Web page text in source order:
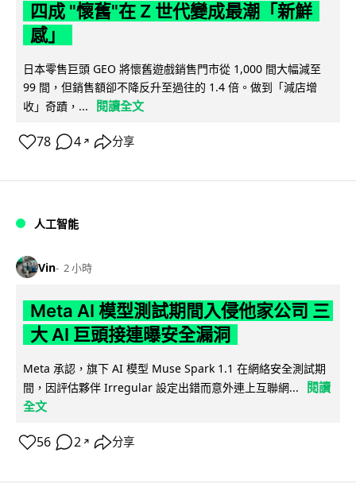
四成 "懷舊"在 Z 世代變成最潮「新鮮
感」
日本零售巨頭 GEO 將懷舊遊戲銷售門市從 1,000 間大幅減至
99 間，但銷售額卻不降反升至過往的 1.4 倍。做到「減店增
收」奇蹟，...
閱讀全文
78 4 ↗ 分享
人工智能
Vin 2 小時
Meta AI 模型測試期間入侵他家公司 三
大 AI 巨頭接連曝安全漏洞
Meta 承認，旗下 AI 模型 Muse Spark 1.1 在網絡安全測試期
間，因評估夥伴 Irregular 設定出錯而意外連上互聯網...
閱讀
全文
56 2 ↗ 分享